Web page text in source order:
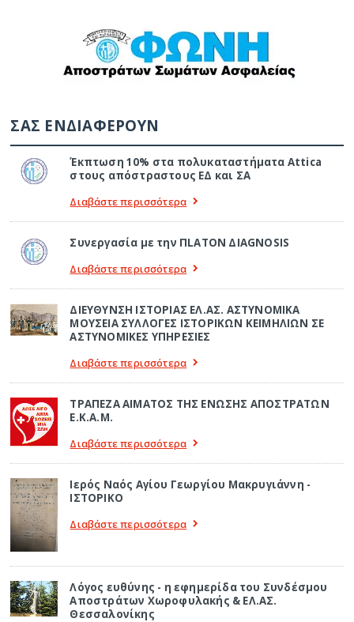
ΣΑΣ ΕΝΔΙΑΦΕΡΟΥΝ
Έκπτωση 10% στα πολυκαταστήματα Attica
στους απόστραστους ΕΔ και ΣΑ
Διαβάστε περισσότερα
Συνεργασία με την ΠLATON ΔIAGNOSIS
Διαβάστε περισσότερα
ΔΙΕΥΘΥΝΣΗ ΙΣΤΟΡΙΑΣ ΕΛ.ΑΣ. ΑΣΤΥΝΟΜΙΚΑ
ΜΟΥΣΕΙΑ ΣΥΛΛΟΓΕΣ ΙΣΤΟΡΙΚΩΝ ΚΕΙΜΗΛΙΩΝ ΣΕ
ΑΣΤΥΝΟΜΙΚΕΣ ΥΠΗΡΕΣΙΕΣ
Διαβάστε περισσότερα
ΤΡΑΠΕΖΑ ΑΙΜΑΤΟΣ ΤΗΣ ΕΝΩΣΗΣ ΑΠΟΣΤΡΑΤΩΝ
Ε.Κ.Α.Μ.
Διαβάστε περισσότερα
Ιερός Ναός Αγίου Γεωργίου Μακρυγιάννη -
ΙΣΤΟΡΙΚΟ
Διαβάστε περισσότερα
Λόγος ευθύνης - η εφημερίδα του Συνδέσμου
Αποστράτων Χωροφυλακής & ΕΛ.ΑΣ.
Θεσσαλονίκης